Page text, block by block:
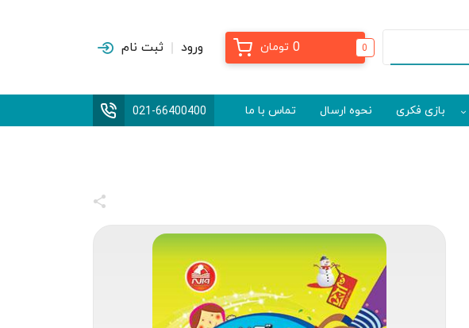
0
0 تومان ورود ثبت نام
بازی فکری نحوه ارسال تماس با ما 021-66400400